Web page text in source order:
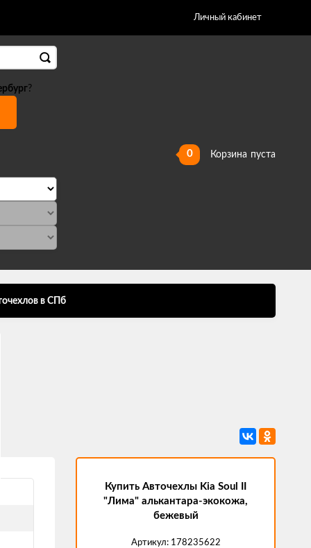
Личный кабинет
?
0 Корзина пуста
в СПб
Купить Авточехлы Kia Soul II
"Лима" алькантара-экокожа,
бежевый
Артикул: 178235622